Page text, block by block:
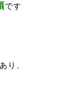
です
り、